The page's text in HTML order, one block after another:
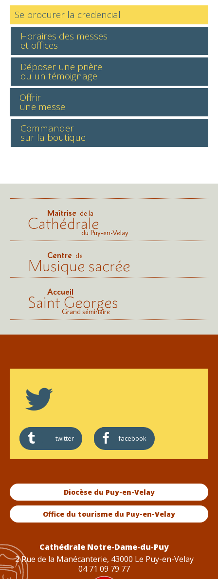
Se procurer la credencial
Horaires des messes
et offices
Déposer une prière
ou un témoignage
Offrir
une messe
Commander
sur la boutique
Maîtrise de la
Cathédraledu Puy-en-Velay
Centre de
Musique sacrée
Accueil
Saint Georges
Grand séminaire
twitter facebook
Diocèse du Puy-en-Velay
Office du tourisme du Puy-en-Velay
Cathédrale Notre-Dame-du-Puy
2 Rue de la Manécanterie, 43000 Le Puy-en-Velay
04 71 09 79 77